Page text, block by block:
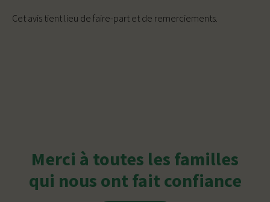
Cet avis tient lieu de faire-part et de remerciements.
Merci à toutes les familles
qui nous ont fait confiance